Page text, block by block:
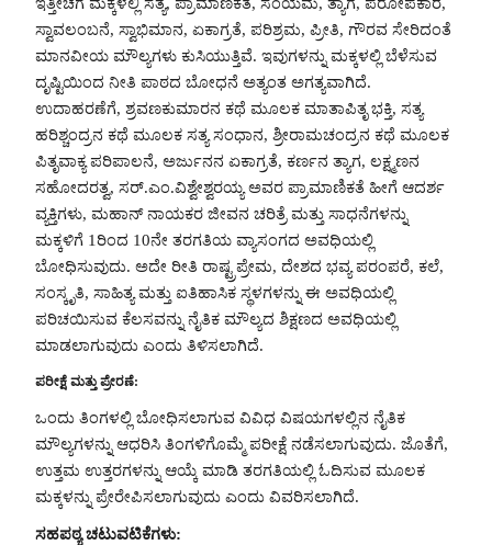
ಸ್ವಾವಲಂಬನೆ, ಸ್ವಾಭಿಮಾನ, ಏಕಾಗ್ರತೆ, ಪರಿಶ್ರಮ, ಪ್ರೀತಿ, ಗೌರವ ಸೇರಿದಂತೆ
ಮಾನವೀಯ ಮೌಲ್ಯಗಳು ಕುಸಿಯುತ್ತಿವೆ. ಇವುಗಳನ್ನು ಮಕ್ಕಳಲ್ಲಿ ಬೆಳೆಸುವ
ದೃಷ್ಟಿಯಿಂದ ನೀತಿ ಪಾಠದ ಬೋಧನೆ ಅತ್ಯಂತ ಅಗತ್ಯವಾಗಿದೆ.
ಉದಾಹರಣೆಗೆ, ಶ್ರವಣಕುಮಾರನ ಕಥೆ ಮೂಲಕ ಮಾತಾಪಿತೃ ಭಕ್ತಿ, ಸತ್ಯ
ಹರಿಶ್ಚಂದ್ರನ ಕಥೆ ಮೂಲಕ ಸತ್ಯ ಸಂಧಾನ, ಶ್ರೀರಾಮಚಂದ್ರನ ಕಥೆ ಮೂಲಕ
ಪಿತೃವಾಕ್ಯ ಪರಿಪಾಲನೆ, ಅರ್ಜುನನ ಏಕಾಗ್ರತೆ, ಕರ್ಣನ ತ್ಯಾಗ, ಲಕ್ಷ್ಮಣನ
ಸಹೋದರತ್ವ, ಸರ್‌.ಎಂ.ವಿಶ್ವೇಶ್ವರಯ್ಯ ಅವರ ಪ್ರಾಮಾಣಿಕತೆ ಹೀಗೆ ಆದರ್ಶ
ವ್ಯಕ್ತಿಗಳು, ಮಹಾನ್‌ ನಾಯಕರ ಜೀವನ ಚರಿತ್ರೆ ಮತ್ತು ಸಾಧನೆಗಳನ್ನು
ಮಕ್ಕಳಿಗೆ 1ರಿಂದ 10ನೇ ತರಗತಿಯ ವ್ಯಾಸಂಗದ ಅವಧಿಯಲ್ಲಿ
ಬೋಧಿಸುವುದು. ಅದೇ ರೀತಿ ರಾಷ್ಟ್ರಪ್ರೇಮ, ದೇಶದ ಭವ್ಯ ಪರಂಪರೆ, ಕಲೆ,
ಸಂಸ್ಕೃತಿ, ಸಾಹಿತ್ಯ ಮತ್ತು ಐತಿಹಾಸಿಕ ಸ್ಥಳಗಳನ್ನು ಈ ಅವಧಿಯಲ್ಲಿ
ಪರಿಚಯಿಸುವ ಕೆಲಸವನ್ನು ನೈತಿಕ ಮೌಲ್ಯದ ಶಿಕ್ಷಣದ ಅವಧಿಯಲ್ಲಿ
ಮಾಡಲಾಗುವುದು ಎಂದು ತಿಳಿಸಲಾಗಿದೆ.
ಪರೀಕ್ಷೆ ಮತ್ತು ಪ್ರೇರಣೆ:
ಒಂದು ತಿಂಗಳಲ್ಲಿ ಬೋಧಿಸಲಾಗುವ ವಿವಿಧ ವಿಷಯಗಳಲ್ಲಿನ ನೈತಿಕ
ಮೌಲ್ಯಗಳನ್ನು ಆಧರಿಸಿ ತಿಂಗಳಿಗೊಮ್ಮೆ ಪರೀಕ್ಷೆ ನಡೆಸಲಾಗುವುದು. ಜೊತೆಗೆ,
ಉತ್ತಮ ಉತ್ತರಗಳನ್ನು ಆಯ್ಕೆ ಮಾಡಿ ತರಗತಿಯಲ್ಲಿ ಓದಿಸುವ ಮೂಲಕ
ಮಕ್ಕಳನ್ನು ಪ್ರೇರೇಪಿಸಲಾಗುವುದು ಎಂದು ವಿವರಿಸಲಾಗಿದೆ.
ಸಹಪಠ್ಯ ಚಟುವಟಿಕೆಗಳು: